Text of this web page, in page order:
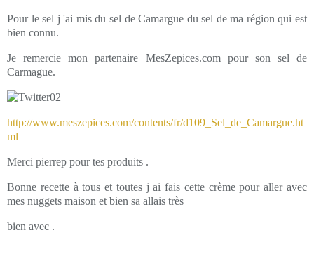
Pour le sel j 'ai mis du sel de Camargue du sel de ma région qui est
bien connu.
Je remercie mon partenaire MesZepices.com pour son sel de
Carmague.
http://www.meszepices.com/contents/fr/d109_Sel_de_Camargue.ht
ml
Merci pierrep pour tes produits .
Bonne recette à tous et toutes j ai fais cette crème pour aller avec
mes nuggets maison et bien sa allais très
bien avec .